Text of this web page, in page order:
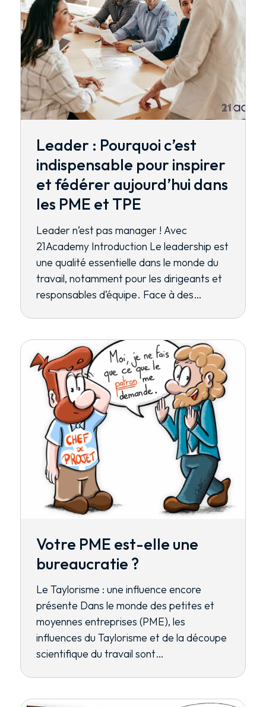
Leader : Pourquoi c’est
indispensable pour inspirer
et fédérer aujourd’hui dans
les PME et TPE
Leader n’est pas manager ! Avec
21Academy Introduction Le leadership est
une qualité essentielle dans le monde du
travail, notamment pour les dirigeants et
responsables d’équipe. Face à des…
Votre PME est-elle une
bureaucratie ?
Le Taylorisme : une influence encore
présente Dans le monde des petites et
moyennes entreprises (PME), les
influences du Taylorisme et de la découpe
scientifique du travail sont…